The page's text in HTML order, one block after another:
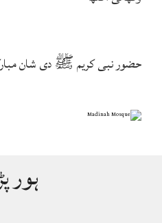
حضور نبی کریم ﷺ دی شان
ہور